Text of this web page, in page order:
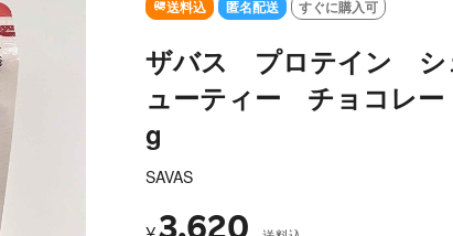
SOLD OUT
送料込 匿名配送 すぐに購入可
ザバス プロテイン シ
ューティー チョコレ
g
SAVAS
3,620